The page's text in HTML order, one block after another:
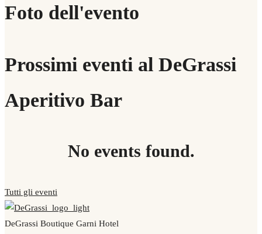
Foto dell'evento
Prossimi eventi al DeGrassi
Aperitivo Bar
No events found.
Tutti gli eventi
DeGrassi Boutique Garni Hotel